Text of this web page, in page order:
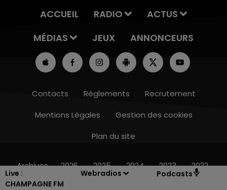
Live :
CHAMPAGNE FM
Webradios Podcasts
ACCUEIL RADIO
ACTUS
MÉDIAS
JEUX ANNONCEURS
Contacts Règlements
Recrutement
Mentions Légales
Gestion des cookies
Plan du site
Archives 2026 2025 2024 2023 2022